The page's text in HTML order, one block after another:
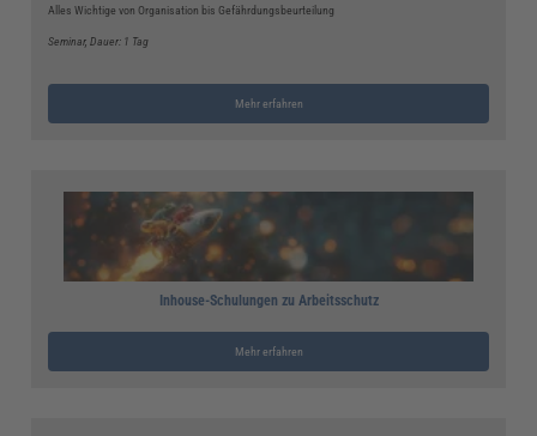
Alles Wichtige von Organisation bis Gefährdungsbeurteilung
Seminar, Dauer: 1 Tag
Mehr erfahren
Inhouse-Schulungen zu Arbeitsschutz
Mehr erfahren